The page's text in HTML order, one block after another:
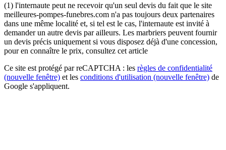
(1) l'internaute peut ne recevoir qu'un seul devis du fait que le site
meilleures-pompes-funebres.com n'a pas toujours deux partenaires
dans une même localité et, si tel est le cas, l'internaute est invité à
demander un autre devis par ailleurs. Les marbriers peuvent fournir
un devis précis uniquement si vous disposez déjà d'une concession,
pour en connaître le prix, consultez cet article
Ce site est protégé par reCAPTCHA : les règles de confidentialité
(nouvelle fenêtre) et les conditions d'utilisation (nouvelle fenêtre) de
Google s'appliquent.